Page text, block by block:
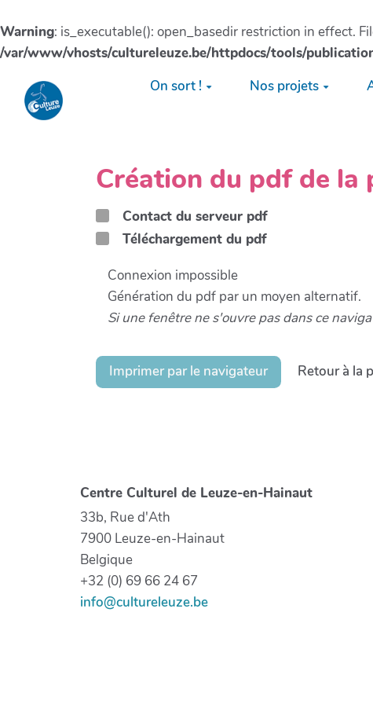
Warning: is_executable(): open_basedir restriction in effect.
/var/www/vhosts/cultureleuze.be/httpdocs/tools/
Aller au contenu principalOn sort ! Nos projets
Création du pdf de
Contact du serveur pdf
Téléchargement du pdf
Connexion impossible
Génération du pdf par un moyen alternatif.
Si une fenêtre ne s'ouvre pas dans ce
Imprimer par le navigateur Retour à la
Centre Culturel de Leuze-en-Hainaut
33b, Rue d'Ath
7900 Leuze-en-Hainaut
Belgique
+32 (0) 69 66 24 67
info@cultureleuze.be